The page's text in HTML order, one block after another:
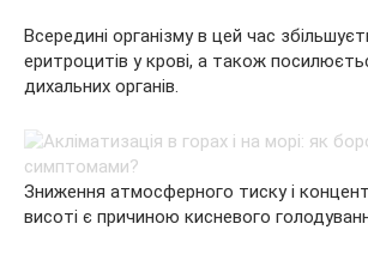
Всередині організму в цей час
еритроцитів у крові, а також
дихальних органів.
Зниження атмосферного тиску і
висоті є причиною кисневого